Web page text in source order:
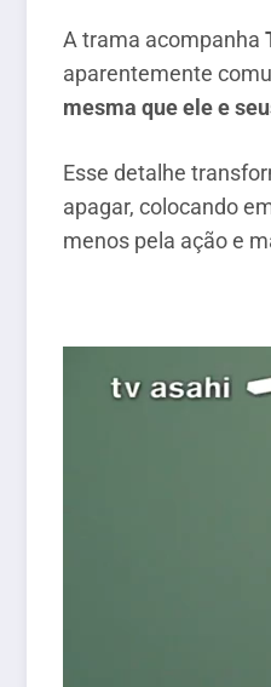
A trama acompanha
aparentemente
mesma que ele e
Esse detalhe
apagar, colocando
menos pela ação e